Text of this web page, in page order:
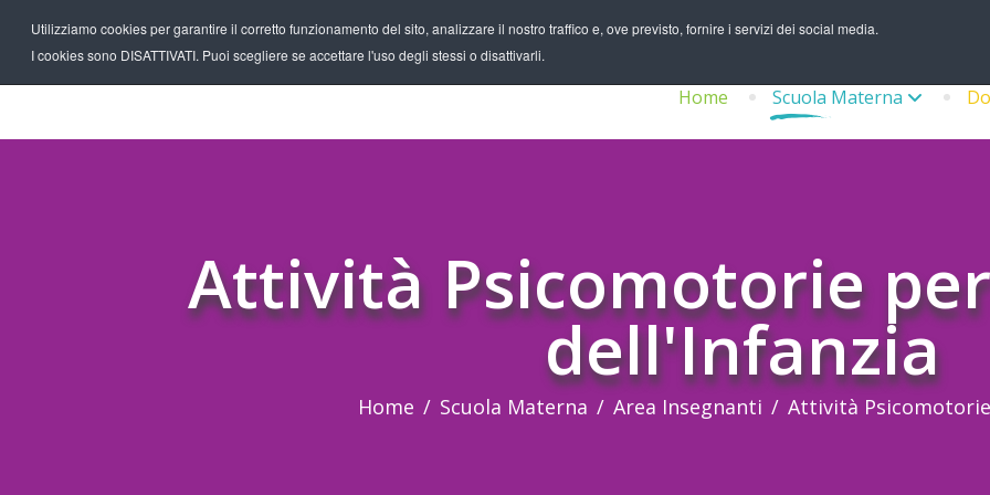
Utilizziamo cookies per garantire il corretto funzionamento del sito, analizzare il nostro traffico e, ove previsto, fornire i servizi dei social media.
I cookies sono DISATTIVATI. Puoi scegliere se accettare l'uso degli stessi o disattivarli.
Home Scuola Materna
Attività Psicomotorie
dell'Infanzia
Home Scuola Materna Area Insegnanti Attività Psicomotorie